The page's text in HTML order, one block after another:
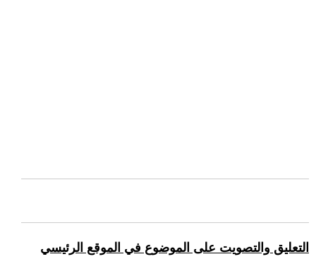
التعليق والتصويت على الموضوع في الموقع الرئيسي